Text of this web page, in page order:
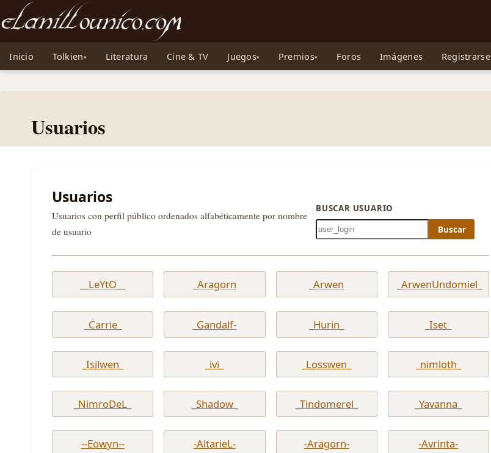
Noticias sobre Tolkien: El Señor de los Anillos, Los Anillos de Poder, La Caza de Gollum, la Tolkienpedia y más
Inicio Tolkien Literatura Cine & TV Juegos Premios Foros Imágenes Registrarse
Usuarios
Usuarios
Usuarios con perfil público ordenados alfabéticamente por nombre
de usuario
BUSCAR USUARIO
Buscar
__LeYtO__ _Aragorn _Arwen _ArwenUndomiel_
_Carrie_ _Gandalf- _Hurin_ _Iset_
_Isilwen_ _ivi_ _Losswen_ _nimloth_
_NimroDeL_ _Shadow_ _Tindomerel_ _Yavanna_
--Eowyn-- -AltarieL- -Aragorn- -Avrinta-